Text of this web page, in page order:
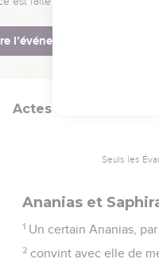
37 Il vendit son terrain et
Actes
Seuls les
Ananias et
1 Un certain Ananias,
2 convint avec elle de